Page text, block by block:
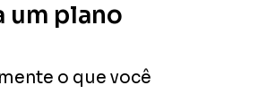
um plano
o que você